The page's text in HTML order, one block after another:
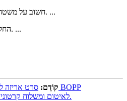
3. חשוב על משטח ההדבקה של סרט האריזה. ...
4. החלט על שיטת היישום הנכונה. ...
קוֹדֵם: סרט אריזה לאיטום קופסת משלוח קרטון BOPP
סרט BOPP לאיטום ומשלוח קרטונים אמינים.